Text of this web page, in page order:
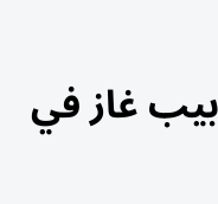
غاز في